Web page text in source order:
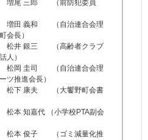
郎 （前防犯委員
和 （自治連合会理
会長）
三 （高齢者クラブ
人）
司 （自治連合会理
ツ推進会長）
夫 （大饗野町会書
嘉代 （小学校PTA副会
子 （ゴミ減量化推